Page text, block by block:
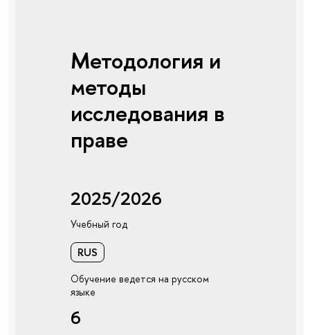
Методология и
методы
исследования в
праве
2025/2026
Учебный год
RUS
Обучение ведется на русском
языке
6